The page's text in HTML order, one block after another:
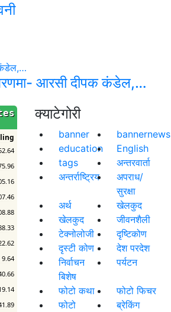
चरणमा- आरसी दीपक कंडेल,…
क्याटेगोरी
banner
bannernews
education
English
tags
अन्तरवार्ता
अन्तर्राष्ट्रिय
अपराध/
सुरक्षा
अर्थ
खेलकुद
खेलकुद
जीवनशैली
टेक्नोलोजी
दृष्टिकोण
दृस्टी कोण
देश परदेश
निर्वाचन
बिशेष
पर्यटन
फोटो कथा
फोटो फिचर
फोटो
ब्रेकिंग